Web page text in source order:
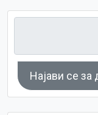
Најави се